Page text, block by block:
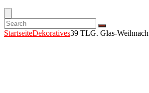
StartseiteDekoratives39 TLG. Glas-